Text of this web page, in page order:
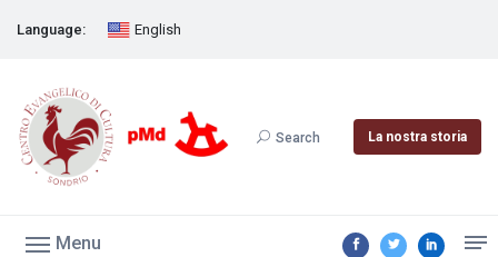
Language: English
Search La nostra storia
Menu